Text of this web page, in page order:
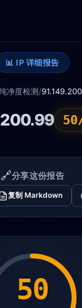
📊 IP 详细报告
净度检测/
🔗分享这份报告
复制 Markdown
50